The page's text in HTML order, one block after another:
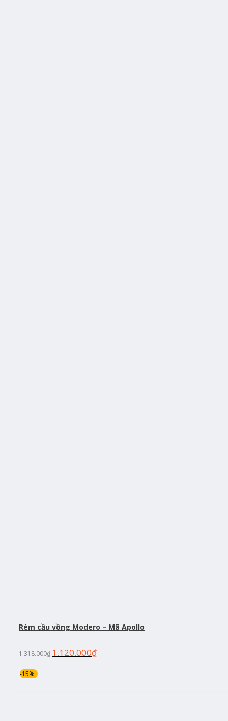
Rèm cầu vồng Modero – Mã Apollo
1.318.000₫ 1.120.000₫
-15%